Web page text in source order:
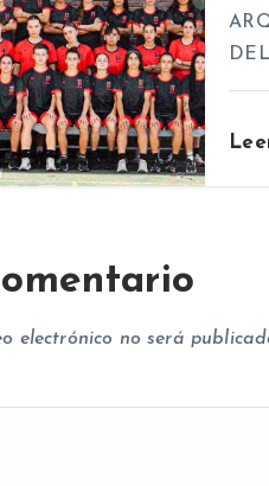
electrónico no será